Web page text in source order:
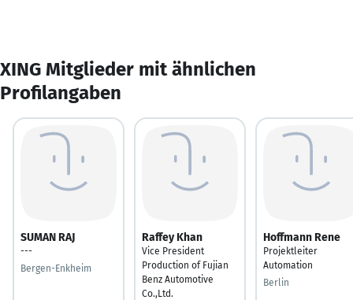
XING Mitglieder mit ähnlichen
Profilangaben
SUMAN RAJ
---
Bergen-Enkheim
Raffey Khan
Vice President
Production of Fujian
Benz Automotive
Co.,Ltd.
Hoffmann Rene
Projektleiter
Automation
Berlin